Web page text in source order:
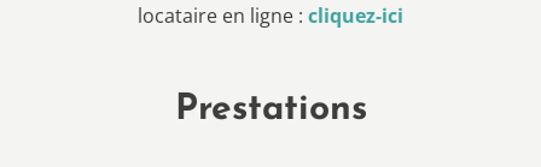
locataire en ligne : cliquez-ici
Prestations